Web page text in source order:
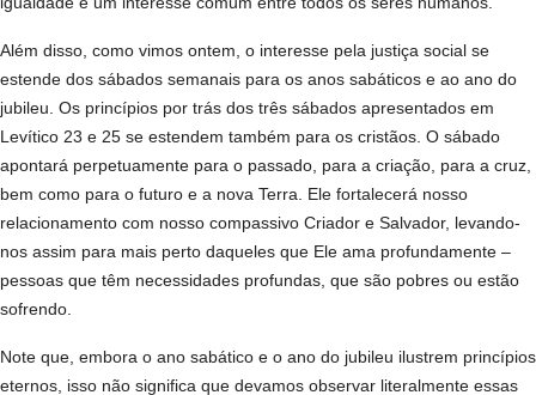
Além disso, como vimos ontem, o interesse pela justiça social se
estende dos sábados semanais para os anos sabáticos e ao ano do
jubileu. Os princípios por trás dos três sábados apresentados em
Levítico 23 e 25 se estendem também para os cristãos. O sábado
apontará perpetuamente para o passado, para a criação, para a cruz,
bem como para o futuro e a nova Terra. Ele fortalecerá nosso
relacionamento com nosso compassivo Criador e Salvador, levando-
nos assim para mais perto daqueles que Ele ama profundamente –
pessoas que têm necessidades profundas, que são pobres ou estão
sofrendo.
Note que, embora o ano sabático e o ano do jubileu ilustrem princípios
eternos, isso não significa que devamos observar literalmente essas